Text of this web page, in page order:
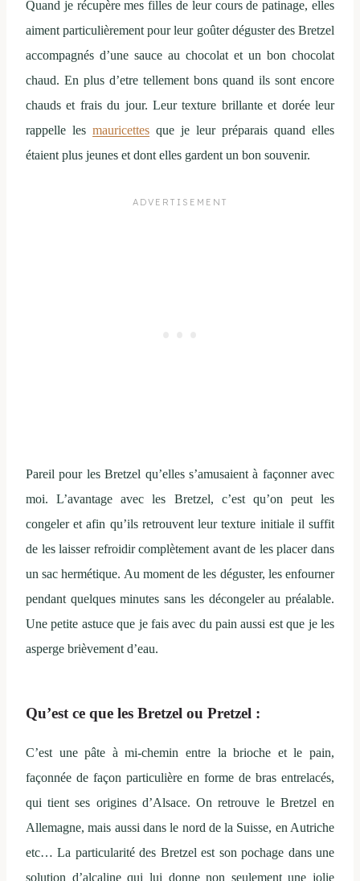
Quand je récupère mes filles de leur cours de patinage, elles
aiment particulièrement pour leur goûter déguster des Bretzel
accompagnés d’une sauce au chocolat et un bon chocolat
chaud. En plus d’etre tellement bons quand ils sont encore
chauds et frais du jour. Leur texture brillante et dorée leur
rappelle les mauricettes que je leur préparais quand elles
étaient plus jeunes et dont elles gardent un bon souvenir.
Pareil pour les Bretzel qu’elles s’amusaient à façonner avec
moi. L’avantage avec les Bretzel, c’est qu’on peut les
congeler et afin qu’ils retrouvent leur texture initiale il suffit
de les laisser refroidir complètement avant de les placer dans
un sac hermétique. Au moment de les déguster, les enfourner
pendant quelques minutes sans les décongeler au préalable.
Une petite astuce que je fais avec du pain aussi est que je les
asperge brièvement d’eau.
Qu’est ce que les Bretzel ou Pretzel :
C’est une pâte à mi-chemin entre la brioche et le pain,
façonnée de façon particulière en forme de bras entrelacés,
qui tient ses origines d’Alsace. On retrouve le Bretzel en
Allemagne, mais aussi dans le nord de la Suisse, en Autriche
etc… La particularité des Bretzel est son pochage dans une
solution d’alcaline qui lui donne non seulement une jolie